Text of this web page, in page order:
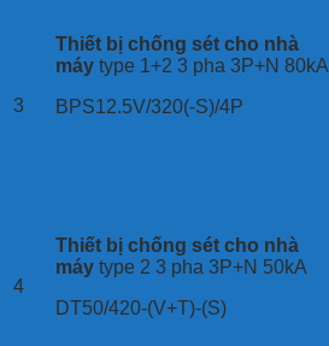
3
Thiết bị chống sét cho nhà
máy type 1+2 3 pha 3P+N 80kA
BPS12.5V/320(-S)/4P
4
Thiết bị chống sét cho nhà
máy type 2 3 pha 3P+N 50kA
DT50/420-(V+T)-(S)